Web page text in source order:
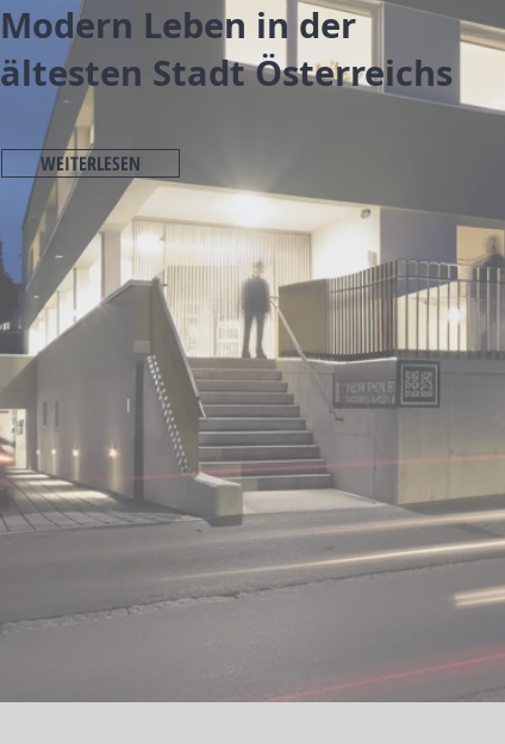
Modern Leben in der
ältesten Stadt Österreichs
WEITERLESEN